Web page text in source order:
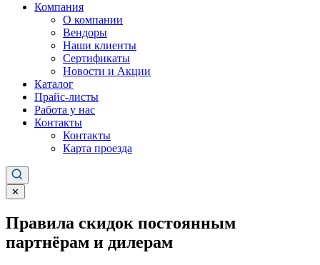
Компания
О компании
Вендоры
Наши клиенты
Сертификаты
Новости и Акции
Каталог
Прайс-листы
Работа у нас
Контакты
Контакты
Карта проезда
✕
Правила скидок постоянным
партнёрам и дилерам